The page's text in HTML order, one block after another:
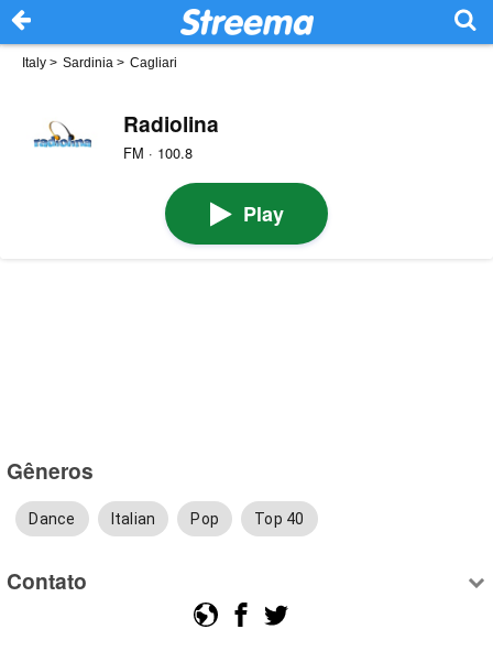
Italy > Sardinia > Cagliari
Radiolina
FM · 100.8
Play
Gêneros
Dance Italian Pop Top 40
Contato